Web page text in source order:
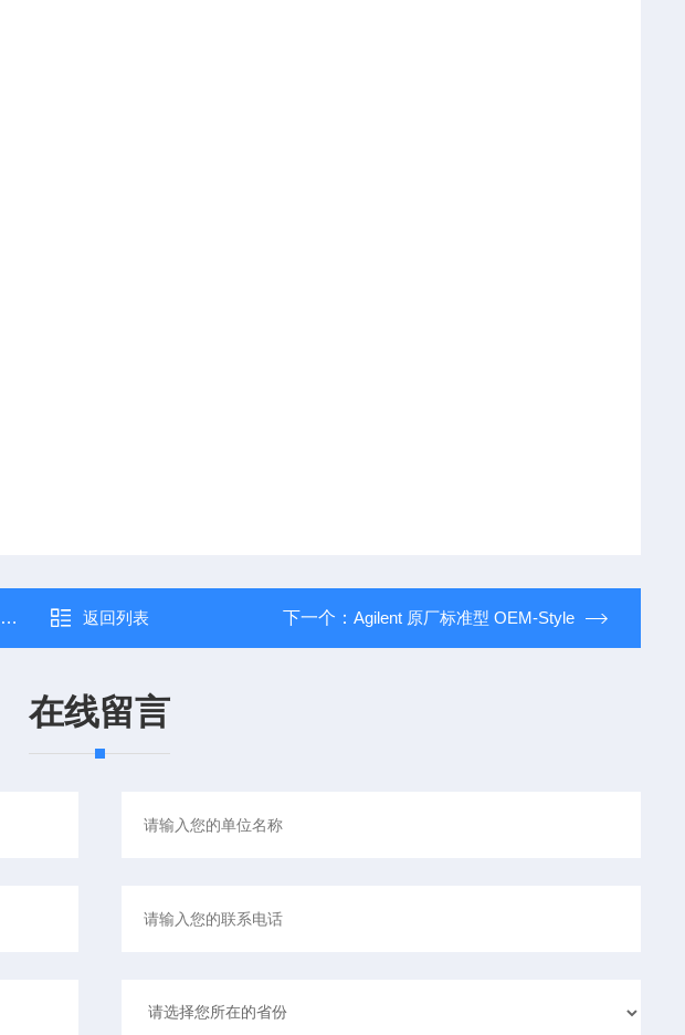
返回列表 下一个： Agilent 原厂标准型 OEM-Style
在线留言